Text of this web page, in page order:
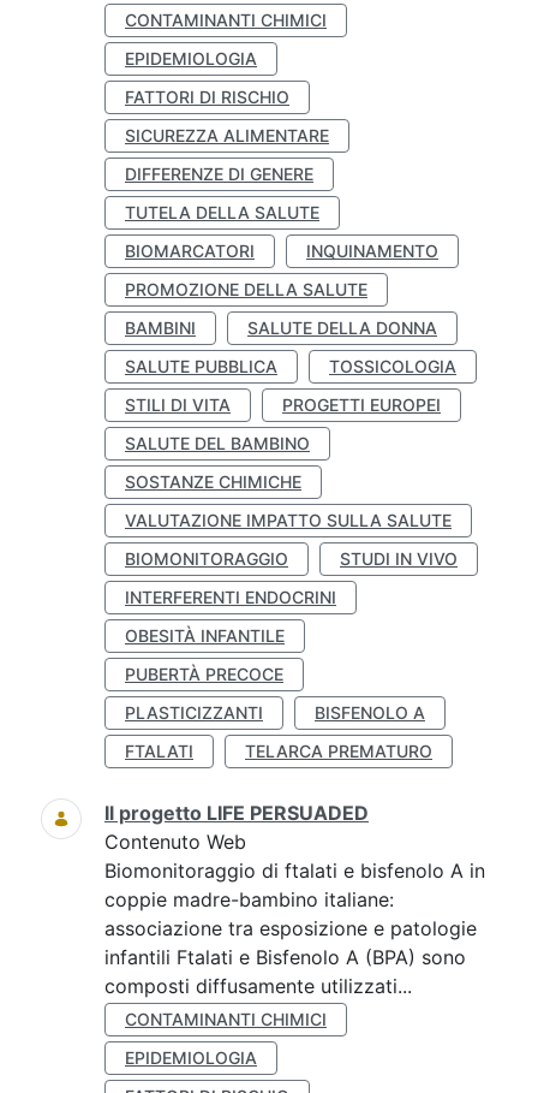
CONTAMINANTI CHIMICI
EPIDEMIOLOGIA
FATTORI DI RISCHIO
SICUREZZA ALIMENTARE
DIFFERENZE DI GENERE
TUTELA DELLA SALUTE
BIOMARCATORI
INQUINAMENTO
PROMOZIONE DELLA SALUTE
BAMBINI
SALUTE DELLA DONNA
SALUTE PUBBLICA
TOSSICOLOGIA
STILI DI VITA
PROGETTI EUROPEI
SALUTE DEL BAMBINO
SOSTANZE CHIMICHE
VALUTAZIONE IMPATTO SULLA SALUTE
BIOMONITORAGGIO
STUDI IN VIVO
INTERFERENTI ENDOCRINI
OBESITÀ INFANTILE
PUBERTÀ PRECOCE
PLASTICIZZANTI
BISFENOLO A
FTALATI
TELARCA PREMATURO
Il progetto LIFE PERSUADED
Contenuto Web
Biomonitoraggio di ftalati e bisfenolo A in
coppie madre-bambino italiane:
associazione tra esposizione e patologie
infantili Ftalati e Bisfenolo A (BPA) sono
composti diffusamente utilizzati...
CONTAMINANTI CHIMICI
EPIDEMIOLOGIA